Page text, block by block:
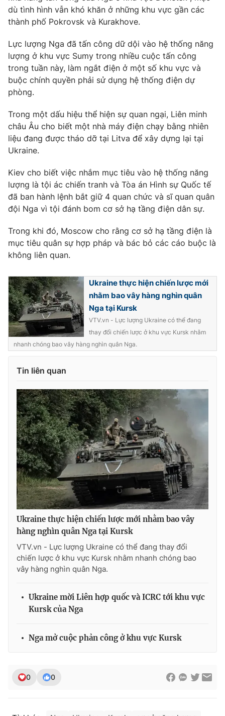
dù tình hình vẫn khó khăn ở những khu vực gần các
thành phố Pokrovsk và Kurakhove.
Lực lượng Nga đã tấn công dữ dội vào hệ thống năng
lượng ở khu vực Sumy trong nhiều cuộc tấn công
trong tuần này, làm ngắt điện ở một số khu vực và
buộc chính quyền phải sử dụng hệ thống điện dự
phòng.
Trong một dấu hiệu thể hiện sự quan ngại, Liên minh
châu Âu cho biết một nhà máy điện chạy bằng nhiên
liệu đang được tháo dỡ tại Litva để xây dựng lại tại
Ukraine.
Kiev cho biết việc nhắm mục tiêu vào hệ thống năng
lượng là tội ác chiến tranh và Tòa án Hình sự Quốc tế
đã ban hành lệnh bắt giữ 4 quan chức và sĩ quan quân
đội Nga vì tội đánh bom cơ sở hạ tầng điện dân sự.
Trong khi đó, Moscow cho rằng cơ sở hạ tầng điện là
mục tiêu quân sự hợp pháp và bác bỏ các cáo buộc là
không liên quan.
Ukraine thực hiện chiến lược mới
nhằm bao vây hàng nghìn quân
Nga tại Kursk
VTV.vn - Lực lượng Ukraine có thể đang
thay đổi chiến lược ở khu vực Kursk nhằm
nhanh chóng bao vây hàng nghìn quân Nga.
Tin liên quan
Ukraine thực hiện chiến lược mới nhằm bao vây
hàng nghìn quân Nga tại Kursk
VTV.vn - Lực lượng Ukraine có thể đang thay đổi
chiến lược ở khu vực Kursk nhằm nhanh chóng bao
vây hàng nghìn quân Nga.
Ukraine mời Liên hợp quốc và ICRC tới khu vực
Kursk của Nga
Nga mở cuộc phản công ở khu vực Kursk
0 0